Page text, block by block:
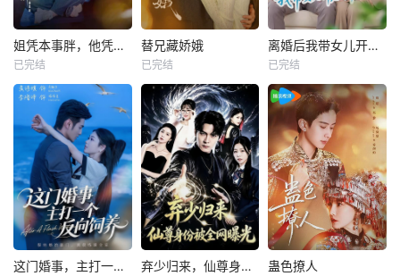
姐凭本事胖，他凭本事追
已完结
替兄藏娇娥
已完结
离婚后我带女儿开启新人生
已完结
这门婚事，主打一个反向饲养 弃少归来，仙尊身份被全网曝光 蛊色撩人